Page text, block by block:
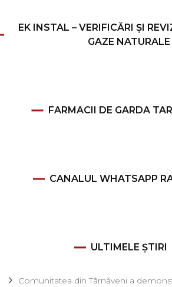
EK INSTAL – VERIFICĂRI ȘI
GAZE NATURALE
FARMACII DE GARDA
CANALUL WHATSAPP
ULTIMELE ȘTIRI
Comunitatea din Târnăveni a